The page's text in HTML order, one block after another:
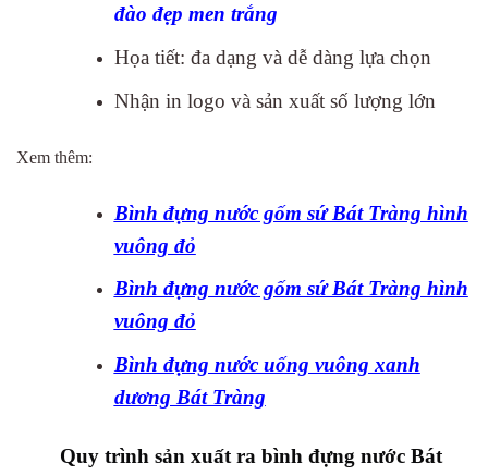
đào đẹp men trắng
Họa tiết: đa dạng và dễ dàng lựa chọn
Nhận in logo và sản xuất số lượng lớn
Xem thêm:
Bình đựng nước gốm sứ Bát Tràng hình
vuông đỏ
Bình đựng nước gốm sứ Bát Tràng hình
vuông đỏ
Bình đựng nước uống vuông xanh
dương Bát Tràng
Quy trình sản xuất ra bình đựng nước Bát